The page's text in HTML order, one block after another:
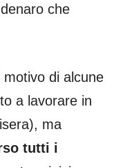
che
motivo di alcune
a lavorare in
ma
tutti i